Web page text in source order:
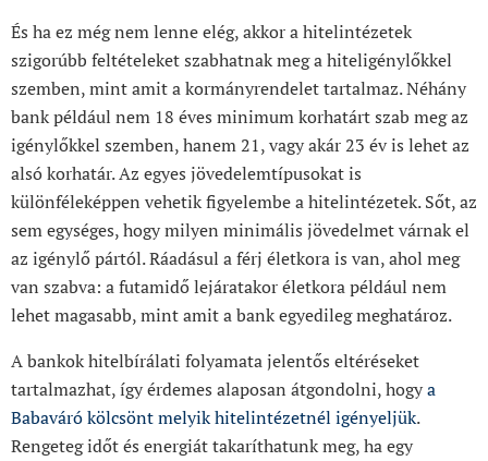
És ha ez még nem lenne elég, akkor a hitelintézetek
szigorúbb feltételeket szabhatnak meg a hiteligénylőkkel
szemben, mint amit a kormányrendelet tartalmaz. Néhány
bank például nem 18 éves minimum korhatárt szab meg az
igénylőkkel szemben, hanem 21, vagy akár 23 év is lehet az
alsó korhatár. Az egyes jövedelemtípusokat is
különféleképpen vehetik figyelembe a hitelintézetek. Sőt, az
sem egységes, hogy milyen minimális jövedelmet várnak el
az igénylő pártól. Ráadásul a férj életkora is van, ahol meg
van szabva: a futamidő lejáratakor életkora például nem
lehet magasabb, mint amit a bank egyedileg meghatároz.
A bankok hitelbírálati folyamata jelentős eltéréseket
tartalmazhat, így érdemes alaposan átgondolni, hogya
Babaváró kölcsönt melyik hitelintézetnél igényeljük.
Rengeteg időt és energiát takaríthatunk meg, ha egy